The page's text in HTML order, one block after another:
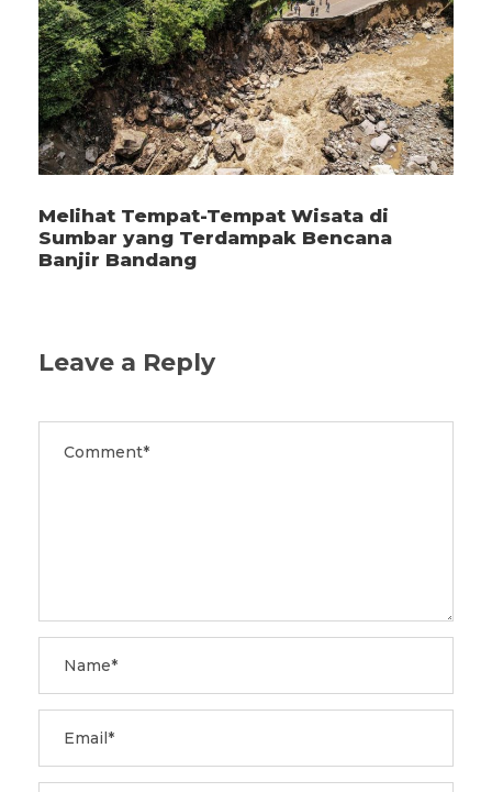
Melihat Tempat-Tempat Wisata di
Sumbar yang Terdampak Bencana
Banjir Bandang
Leave a Reply